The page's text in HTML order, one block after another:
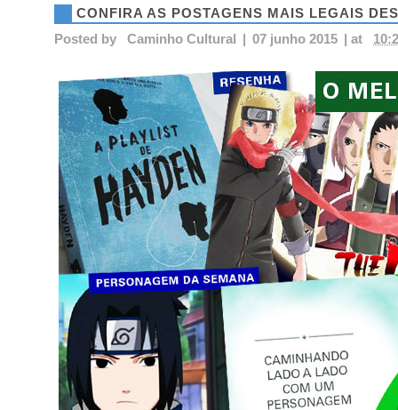
CONFIRA AS POSTAGENS MAIS LEGAIS
Posted by
Caminho Cultural | 07 junho 2015 | at